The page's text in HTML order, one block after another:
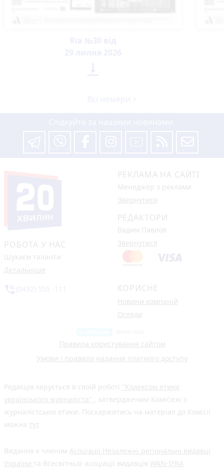
РОБОТА У НАС
Шукаєм таланти
Детальніше
РЕКЛАМА НА САЙТІ
Менеджер з реклами
Звернутися
РЕДАКТОРИ
Вадим Павлов
Звернутися
КОРИСНЕ
Новини компаній
Огляди
Правила користування сайтом
Умови і правила надання платного доступу
Редакція керується в своїй роботі "Кодексом етики
українського журналіста" , затвердженим Комісією з
журналістської етики. Поскаржитись на матеріал до Комісії
можна тут
Видання є членом Асоціації Незалежні регіональні видавці
України та Всесвітньої асоціації видавців WAN-IFRA